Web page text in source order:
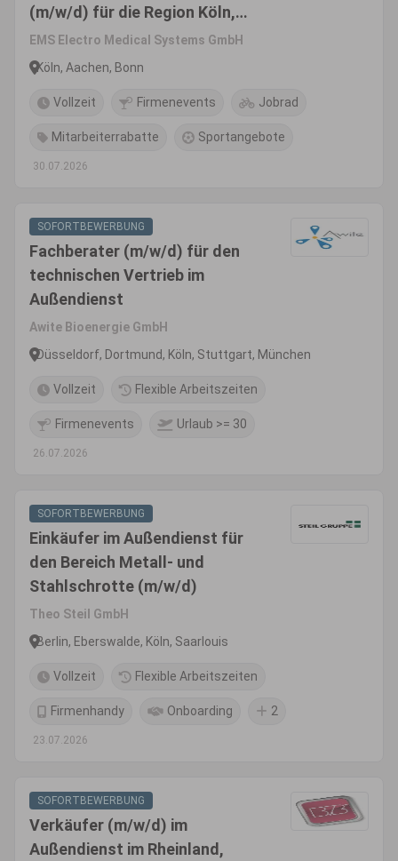
(m/w/d) für die Region Köln,
Bonn, Aachen -
Produktsegment Dental
EMS Electro Medical Systems GmbH
Köln, Aachen, Bonn
Vollzeit Firmenevents Jobrad
Mitarbeiterrabatte Sportangebote
30.07.2026
SOFORTBEWERBUNG
Fachberater (m/w/d) für den
technischen Vertrieb im
Außendienst
Awite Bioenergie GmbH
Düsseldorf, Dortmund, Köln, Stuttgart, München
Vollzeit Flexible Arbeitszeiten
Firmenevents Urlaub >= 30
26.07.2026
SOFORTBEWERBUNG
Einkäufer im Außendienst für
den Bereich Metall- und
Stahlschrotte (m/w/d)
Theo Steil GmbH
Berlin, Eberswalde, Köln, Saarlouis
Vollzeit Flexible Arbeitszeiten
Firmenhandy Onboarding 2
23.07.2026
SOFORTBEWERBUNG
Verkäufer (m/w/d) im
Außendienst im Rheinland,